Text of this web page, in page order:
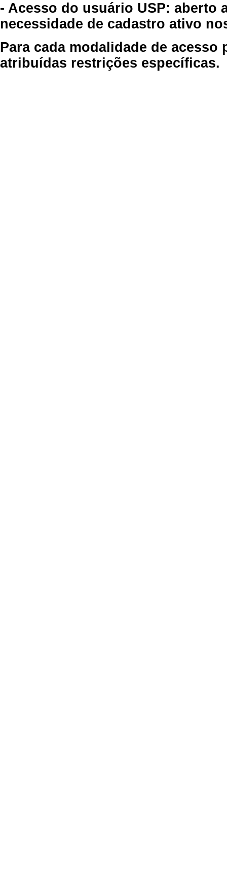
- Acesso do usuário USP: aberto
necessidade de cadastro ativo
Para cada modalidade de
atribuídas restrições específicas.